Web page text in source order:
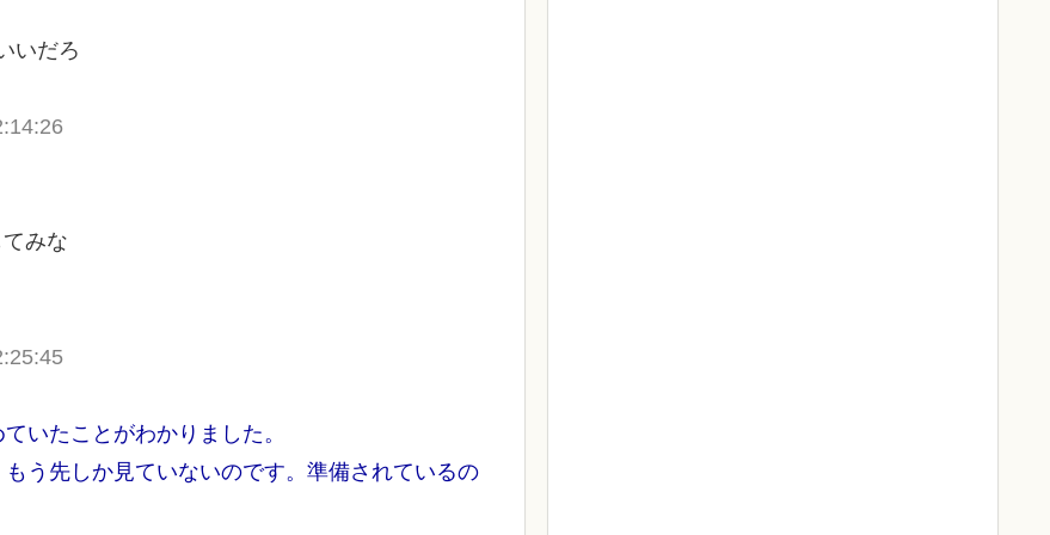
いだろ
みな
いたことがわかりました。
う先しか見ていないのです。準備されているの